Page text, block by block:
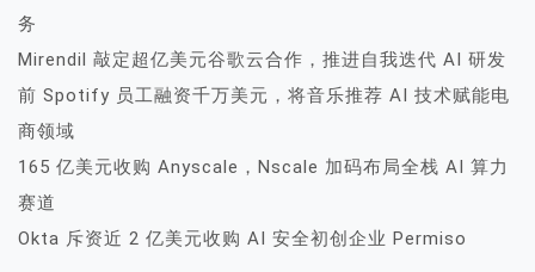
务
Mirendil 敲定超亿美元谷歌云合作，推进自我迭代 AI 研发
前 Spotify 员工融资千万美元，将音乐推荐 AI 技术赋能电
商领域
165 亿美元收购 Anyscale，Nscale 加码布局全栈 AI 算力
赛道
Okta 斥资近 2 亿美元收购 AI 安全初创企业 Permiso